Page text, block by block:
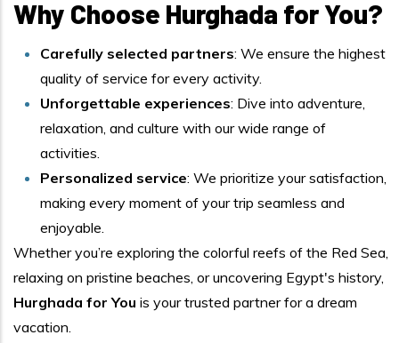
Why Choose Hurghada for You?
Carefully selected partners: We ensure the highest
quality of service for every activity.
Unforgettable experiences: Dive into adventure,
relaxation, and culture with our wide range of
activities.
Personalized service: We prioritize your satisfaction,
making every moment of your trip seamless and
enjoyable.
Whether you’re exploring the colorful reefs of the Red Sea,
relaxing on pristine beaches, or uncovering Egypt's history,
Hurghada for You is your trusted partner for a dream
vacation.